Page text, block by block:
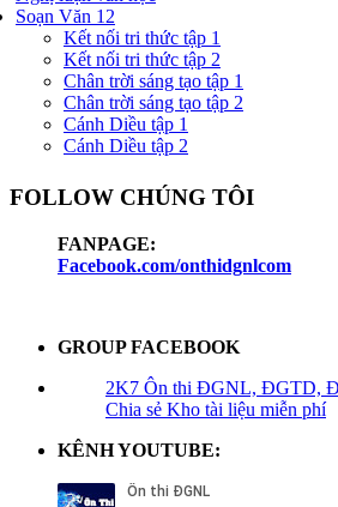
Soạn Văn 12
Kết nối tri thức tập 1
Kết nối tri thức tập 2
Chân trời sáng tạo tập 1
Chân trời sáng tạo tập 2
Cánh Diều tập 1
Cánh Diều tập 2
FOLLOW CHÚNG TÔI
FANPAGE:
Facebook.com/onthidgnlcom
GROUP FACEBOOK
2K7 Ôn thi ĐGNL, ĐGTD,
Chia sẻ Kho tài liệu miễn phí
KÊNH YOUTUBE: